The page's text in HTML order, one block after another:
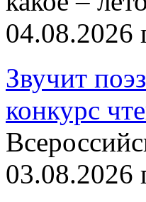
04.08.2026
Звучит
конкурс
03.08.2026